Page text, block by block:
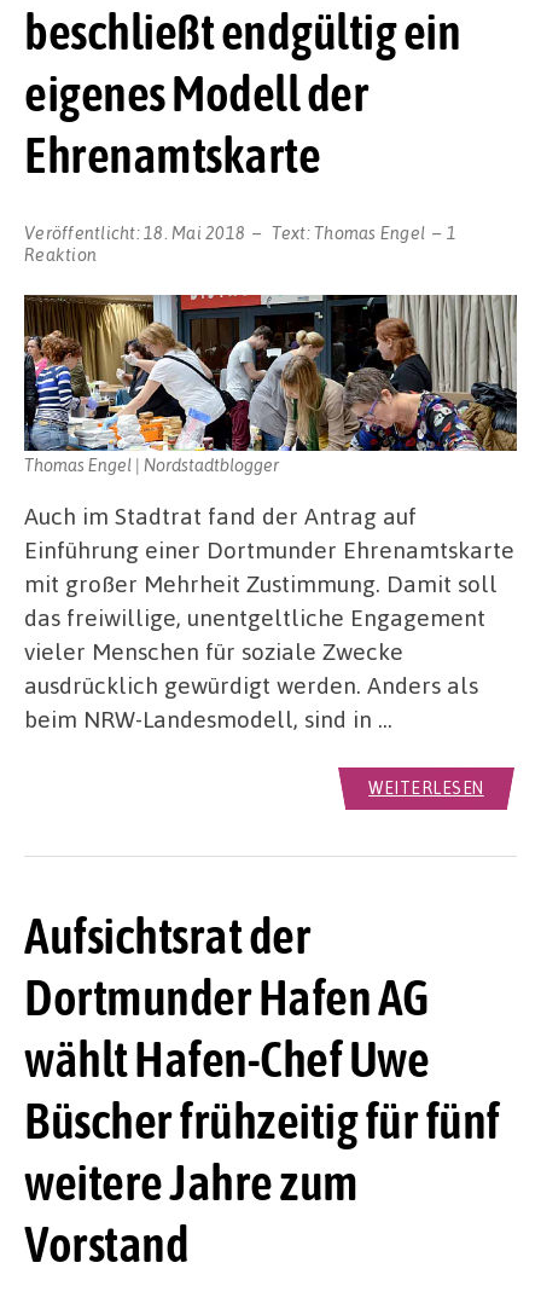
beschließt endgültig ein
eigenes Modell der
Ehrenamtskarte
Veröffentlicht: 18. Mai 2018 Text:Thomas Engel
1
Reaktion
Thomas Engel | Nordstadtblogger
Auch im Stadtrat fand der Antrag auf
Einführung einer Dortmunder Ehrenamtskarte
mit großer Mehrheit Zustimmung. Damit soll
das freiwillige, unentgeltliche Engagement
vieler Menschen für soziale Zwecke
ausdrücklich gewürdigt werden. Anders als
beim NRW-Landesmodell, sind in …
WEITERLESEN
Aufsichtsrat der
Dortmunder Hafen AG
wählt Hafen-Chef Uwe
Büscher frühzeitig für fünf
weitere Jahre zum
Vorstand